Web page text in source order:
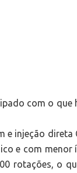
com o que
injeção direta
e com menor
rotações, o